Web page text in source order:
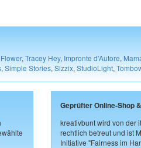
, Tracey Hey, Impronte d'Autore,
, Simple Stories, Sizzix, StudioLight,
Geprüfter Online-Shop
kreativbunt wird von der
rechtlich betreut und ist
Initiative "Fairness im